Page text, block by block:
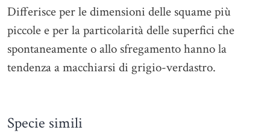
Differisce per le dimensioni delle squame più
piccole e per la particolarità delle superfici che
spontaneamente o allo sfregamento hanno la
tendenza a macchiarsi di grigio-verdastro.
Specie simili